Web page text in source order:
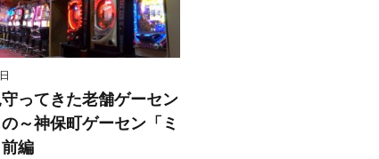
ってきた老舗ゲーセン
～神保町ゲーセン「ミ
編